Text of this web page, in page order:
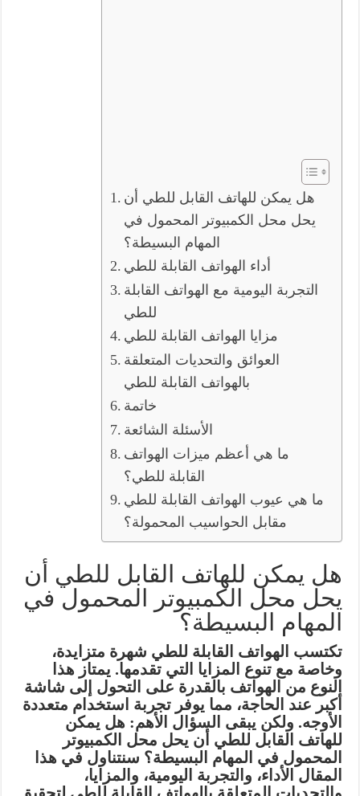
هل يمكن للهاتف القابل للطي أن
يحل محل الكمبيوتر المحمول في
المهام البسيطة؟
أداء الهواتف القابلة للطي
التجربة اليومية مع الهواتف القابلة
للطي
مزايا الهواتف القابلة للطي
العوائق والتحديات المتعلقة
بالهواتف القابلة للطي
خاتمة
الأسئلة الشائعة
ما هي أعظم ميزات الهواتف
القابلة للطي؟
ما هي عيوب الهواتف القابلة للطي
مقابل الحواسيب المحمولة؟
هل يمكن للهاتف القابل للطي أن
يحل محل الكمبيوتر المحمول في
المهام البسيطة؟
تكتسب الهواتف القابلة للطي شهرة متزايدة،
وخاصة مع تنوع المزايا التي تقدمها. يمتاز هذا
النوع من الهواتف بالقدرة على التحول إلى شاشة
أكبر عند الحاجة، مما يوفر تجربة استخدام متعددة
الأوجه. ولكن يبقى السؤال الأهم: هل يمكن
للهاتف القابل للطي أن يحل محل الكمبيوتر
المحمول في المهام البسيطة؟ سنتناول في هذا
المقال الأداء، والتجربة اليومية، والمزايا،